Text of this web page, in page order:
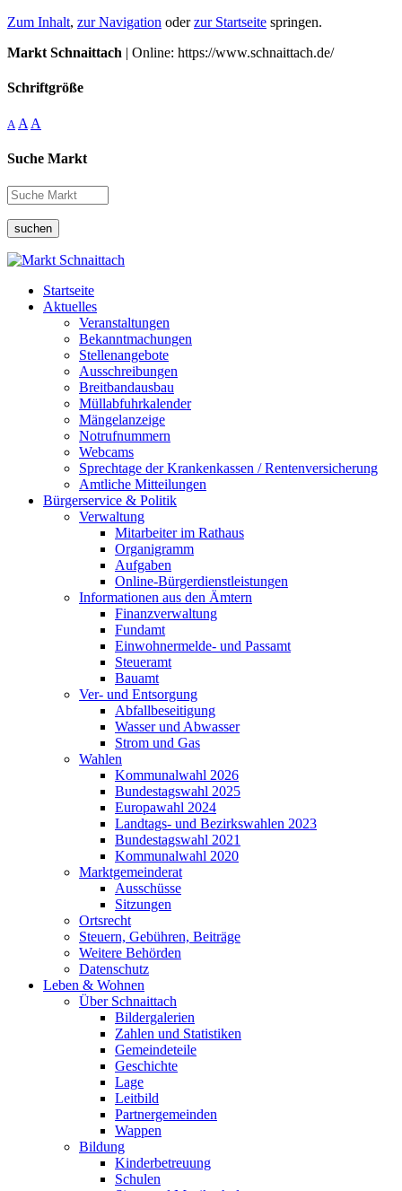
Zum Inhalt, zur Navigation oderzur Startseite springen.
Markt Schnaittach | Online: https://www.schnaittach.de/
Schriftgröße
A A A
Suche Markt
suchen
Startseite
Aktuelles
Veranstaltungen
Bekanntmachungen
Stellenangebote
Ausschreibungen
Breitbandausbau
Müllabfuhrkalender
Mängelanzeige
Notrufnummern
Webcams
Sprechtage der Krankenkassen / Rentenversicherung
Amtliche Mitteilungen
Bürgerservice & Politik
Verwaltung
Mitarbeiter im Rathaus
Organigramm
Aufgaben
Online-Bürgerdienstleistungen
Informationen aus den Ämtern
Finanzverwaltung
Fundamt
Einwohnermelde- und Passamt
Steueramt
Bauamt
Ver- und Entsorgung
Abfallbeseitigung
Wasser und Abwasser
Strom und Gas
Wahlen
Kommunalwahl 2026
Bundestagswahl 2025
Europawahl 2024
Landtags- und Bezirkswahlen 2023
Bundestagswahl 2021
Kommunalwahl 2020
Marktgemeinderat
Ausschüsse
Sitzungen
Ortsrecht
Steuern, Gebühren, Beiträge
Weitere Behörden
Datenschutz
Leben & Wohnen
Über Schnaittach
Bildergalerien
Zahlen und Statistiken
Gemeindeteile
Geschichte
Lage
Leitbild
Partnergemeinden
Wappen
Bildung
Kinderbetreuung
Schulen